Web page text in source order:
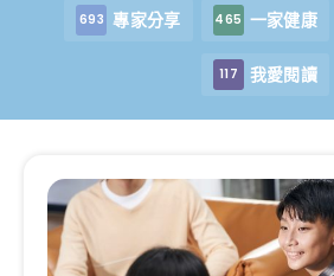
693 專家分享 465 一家健康
117 我愛閱讀